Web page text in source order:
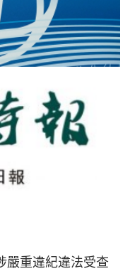
嚴重違紀違法受查